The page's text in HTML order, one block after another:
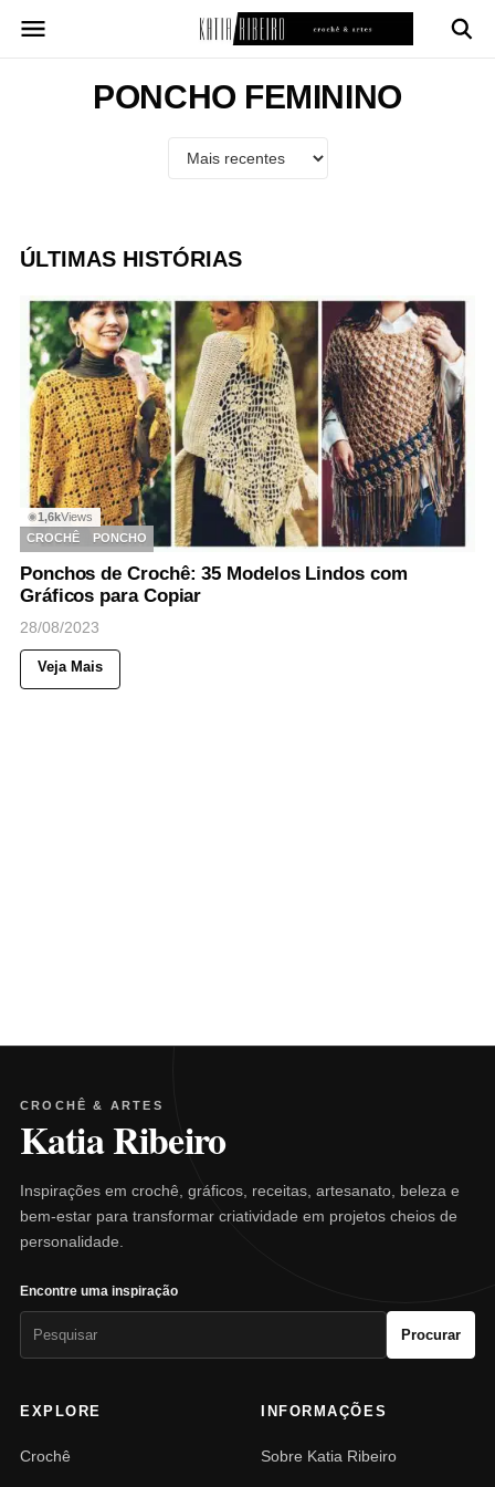
para
PONCHO FEMININO
ÚLTIMAS HISTÓRIAS
◉1,6kViews
CROCHÊ
PONCHO
Ponchos de Crochê: 35 Modelos Lindos com
Gráficos para Copiar
28/08/2023
Veja Mais
CROCHÊ & ARTES
Katia Ribeiro
Inspirações em crochê, gráficos, receitas, artesanato, beleza e
bem-estar para transformar criatividade em projetos cheios de
personalidade.
Encontre uma inspiração
Procurar
EXPLORE
Crochê
INFORMAÇÕES
Sobre Katia Ribeiro